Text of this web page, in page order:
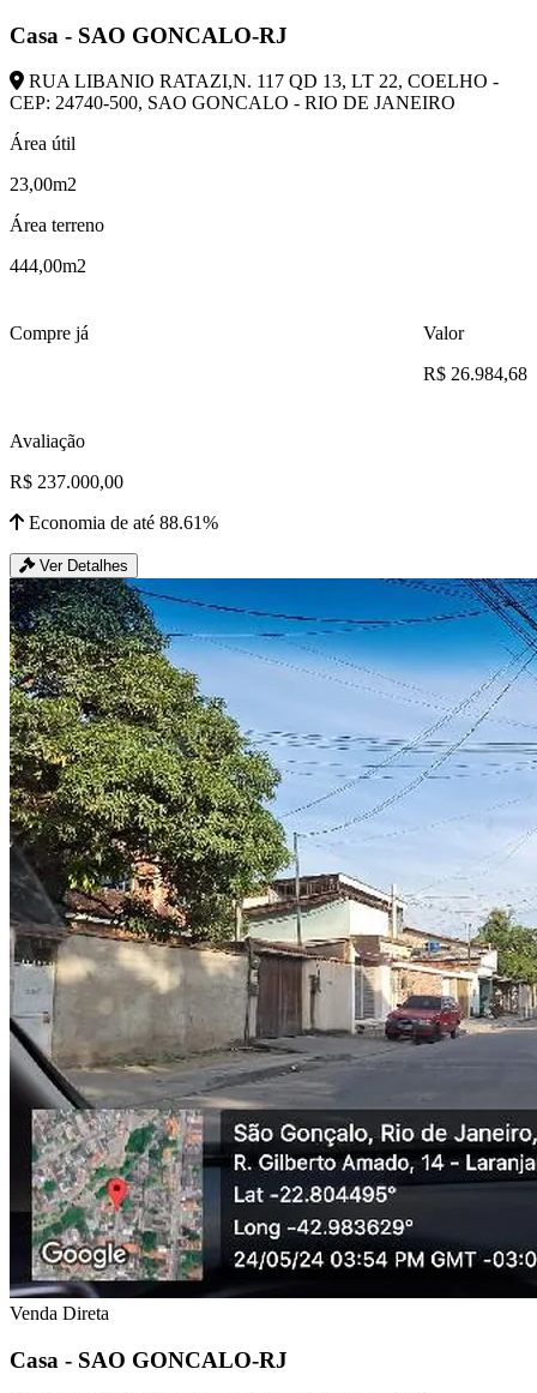
Casa - SAO GONCALO-RJ
RUA LIBANIO RATAZI,N. 117 QD 13, LT 22, COELHO -
CEP: 24740-500, SAO GONCALO - RIO DE JANEIRO
Área útil
23,00m2
Área terreno
444,00m2
Compre já
Valor
R$ 26.984,68
Avaliação
R$ 237.000,00
Economia de até 88.61%
Ver Detalhes
Venda Direta
Casa - SAO GONCALO-RJ